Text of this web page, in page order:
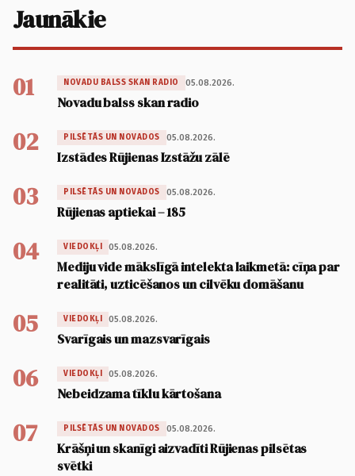
Jaunākie
01 NOVADU BALSS SKAN RADIO 05.08.2026.
Novadu balss skan radio
02 PILSĒTĀS UN NOVADOS 05.08.2026.
Izstādes Rūjienas Izstāžu zālē
03 PILSĒTĀS UN NOVADOS 05.08.2026.
Rūjienas aptiekai – 185
04 VIEDOKĻI 05.08.2026.
Mediju vide mākslīgā intelekta laikmetā: cīņa par
realitāti, uzticēšanos un cilvēku domāšanu
05 VIEDOKĻI 05.08.2026.
Svarīgais un mazsvarīgais
06 VIEDOKĻI 05.08.2026.
Nebeidzama tīklu kārtošana
07 PILSĒTĀS UN NOVADOS 05.08.2026.
Krāšņi un skanīgi aizvadīti Rūjienas pilsētas
svētki